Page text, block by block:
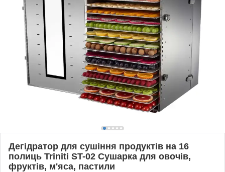
Дегідратор для сушіння продуктів на 16
полиць Triniti ST-02 Сушарка для овочів,
фруктів, м'яса, пастили